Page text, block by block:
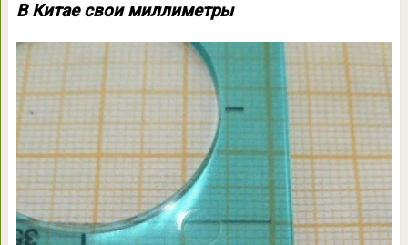
В Китае свои миллиметры